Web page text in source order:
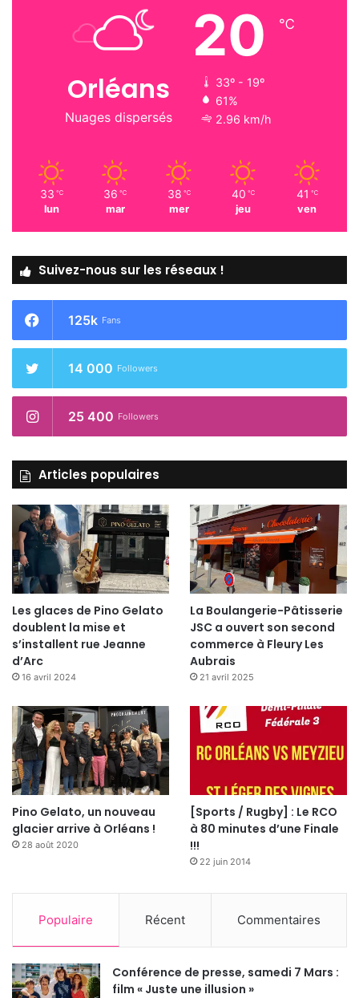
Orléans
Nuages dispersés
20 ℃
33º - 19º
61%
2.96 km/h
33 ℃
lun
36 ℃
mar
38 ℃
mer
40 ℃
jeu
41 ℃
ven
Suivez-nous sur les réseaux !
125k Fans
14 000 Followers
25 400 Followers
Articles populaires
Les glaces de Pino Gelato
doublent la mise et
s’installent rue Jeanne
d’Arc
16 avril 2024
La Boulangerie-Pâtisserie
JSC a ouvert son second
commerce à Fleury Les
Aubrais
21 avril 2025
Pino Gelato, un nouveau
glacier arrive à Orléans !
28 août 2020
[Sports / Rugby] : Le RCO
à 80 minutes d’une Finale
!!!
22 juin 2014
Populaire Récent Commentaires
Conférence de presse, samedi 7 Mars :
film « Juste une illusion »